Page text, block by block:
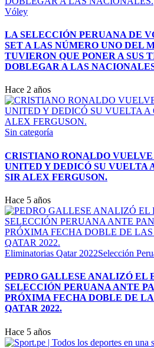
Vóley
LA SELECCIÓN PERUANA DE
SET A LAS NÚMERO UNO DEL
TUVIERON QUE PONER A SUS
DOBLEGAR A LAS
Hace 2 años
Sin categoría
CRISTIANO RONALDO
UNITED Y DEDICÓ SU VUELTA
SIR ALEX FERGUSON.
Hace 5 años
Eliminatorias Qatar 2022Selección
PEDRO GALLESE ANALIZÓ EL
SELECCIÓN PERUANA ANTE
PRÓXIMA FECHA DOBLE DE
QATAR 2022.
Hace 5 años